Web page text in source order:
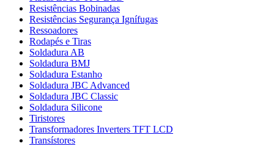
Resistências Bobinadas
Resistências Segurança Ignífugas
Ressoadores
Rodapés e Tiras
Soldadura AB
Soldadura BMJ
Soldadura Estanho
Soldadura JBC Advanced
Soldadura JBC Classic
Soldadura Silicone
Tiristores
Transformadores Inverters TFT LCD
Transístores